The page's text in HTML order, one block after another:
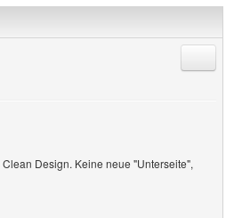
Design. Keine neue "Unterseite",